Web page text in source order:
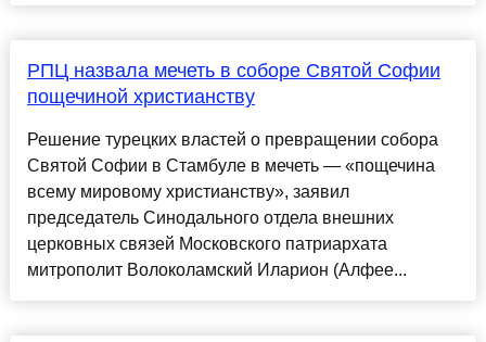
РПЦ назвала мечеть в соборе Святой Софии
пощечиной христианству
Решение турецких властей о превращении собора
Святой Софии в Стамбуле в мечеть — «пощечина
всему мировому христианству», заявил
председатель Синодального отдела внешних
церковных связей Московского патриархата
митрополит Волоколамский Иларион (Алфее...